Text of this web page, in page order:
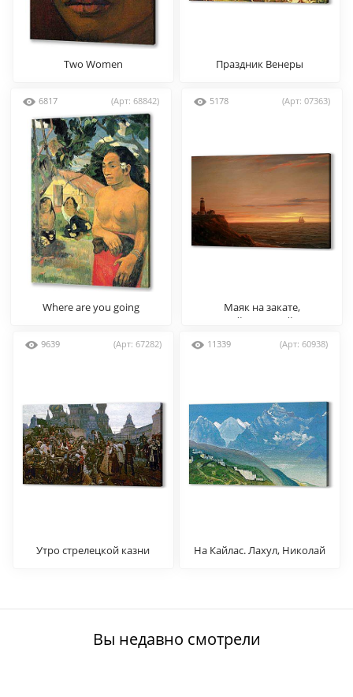
Two Women Праздник Венеры
6817 (Арт: 68842)
Where are you going
5178 (Арт: 07363)
Маяк на закате,
Айвазовский
9639 (Арт: 67282)
Утро стрелецкой казни
11339 (Арт: 60938)
На Кайлас. Лахул, Николай
Вы недавно смотрели